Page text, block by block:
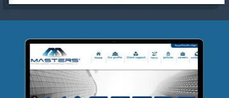
شركة MASTERS للتدريب